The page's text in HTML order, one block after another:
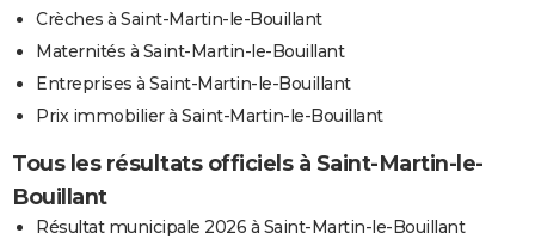
Crèches à Saint-Martin-le-Bouillant
Maternités à Saint-Martin-le-Bouillant
Entreprises à Saint-Martin-le-Bouillant
Prix immobilier à Saint-Martin-le-Bouillant
Tous les résultats officiels à Saint-Martin-le-
Bouillant
Résultat municipale 2026 à Saint-Martin-le-Bouillant